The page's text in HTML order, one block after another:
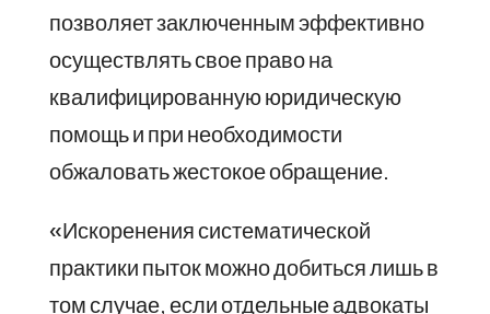
позволяет заключенным эффективно
осуществлять свое право на
квалифицированную юридическую
помощь и при необходимости
обжаловать жестокое обращение.
«Искоренения систематической
практики пыток можно добиться лишь в
том случае, если отдельные адвокаты